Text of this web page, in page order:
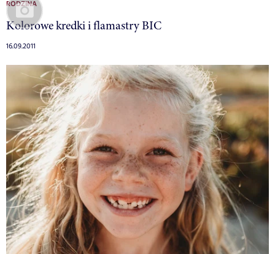
RODZINA
Kolorowe kredki i flamastry BIC
16.09.2011